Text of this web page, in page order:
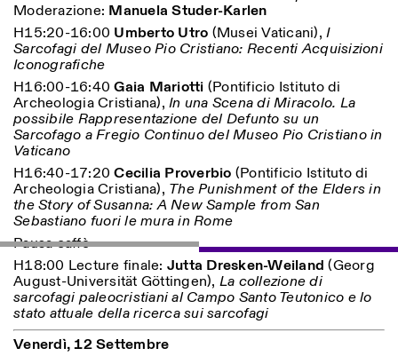
Moderazione: Manuela Studer-Karlen
H15:20-16:00 Umberto Utro (Musei Vaticani), I
Sarcofagi del Museo Pio Cristiano: Recenti Acquisizioni
Iconografiche
H16:00-16:40Gaia Mariotti (Pontificio Istituto di
Archeologia Cristiana), In una Scena di Miracolo. La
possibile Rappresentazione del Defunto su un
Sarcofago a Fregio Continuo del Museo Pio Cristiano in
Vaticano
H16:40-17:20Cecilia Proverbio (Pontificio Istituto di
Archeologia Cristiana), The Punishment of the Elders in
the Story of Susanna: A New Sample from San
Sebastiano fuori le mura in Rome
Pausa caffè
H18:00 Lecture finale: Jutta Dresken-Weiland (Georg
August-Universität Göttingen), La collezione di
sarcofagi paleocristiani al Campo Santo Teutonico e lo
stato attuale della ricerca sui sarcofagi
Venerdì, 12 Settembre